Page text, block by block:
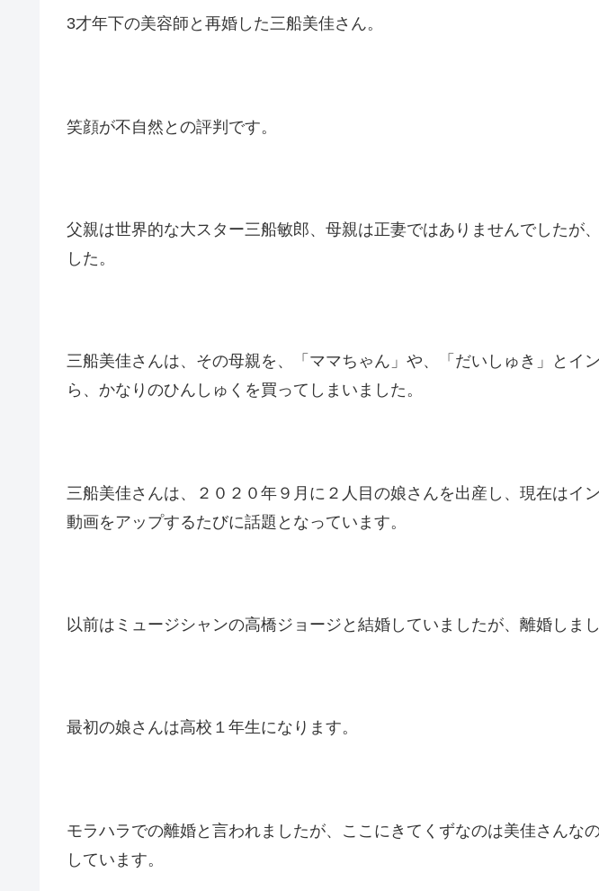
3才年下の美容師と再婚した三船美佳さん。
笑顔が不自然との評判です。
父親は世界的な大スター三船敏郎、母親は正妻ではありませんでしたが
した。
三船美佳さんは、その母親を、「ママちゃん」や、「だいしゅき」とイ
ら、かなりのひんしゅくを買ってしまいました。
三船美佳さんは、２０２０年９月に２人目の娘さんを出産し、現在はイ
動画をアップするたびに話題となっています。
以前はミュージシャンの高橋ジョージと結婚していましたが、離婚しまし
最初の娘さんは高校１年生になります。
モラハラでの離婚と言われましたが、ここにきてくずなのは美佳さんな
しています。